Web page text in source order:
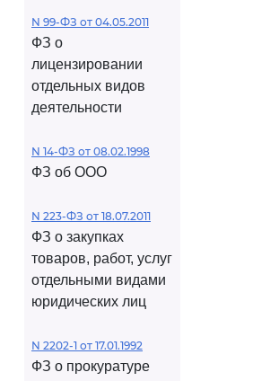
N 99-ФЗ от 04.05.2011
ФЗ о
лицензировании
отдельных видов
деятельности
N 14-ФЗ от 08.02.1998
ФЗ об ООО
N 223-ФЗ от 18.07.2011
ФЗ о закупках
товаров, работ, услуг
отдельными видами
юридических лиц
N 2202-1 от 17.01.1992
ФЗ о прокуратуре